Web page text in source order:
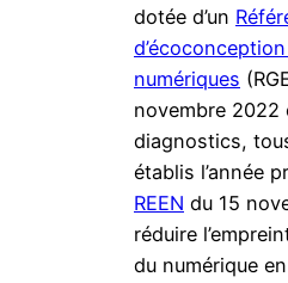
dotée d’un
numériques
novembre 2022
diagnostics,
établis l’année
REEN du 15
réduire
du numérique